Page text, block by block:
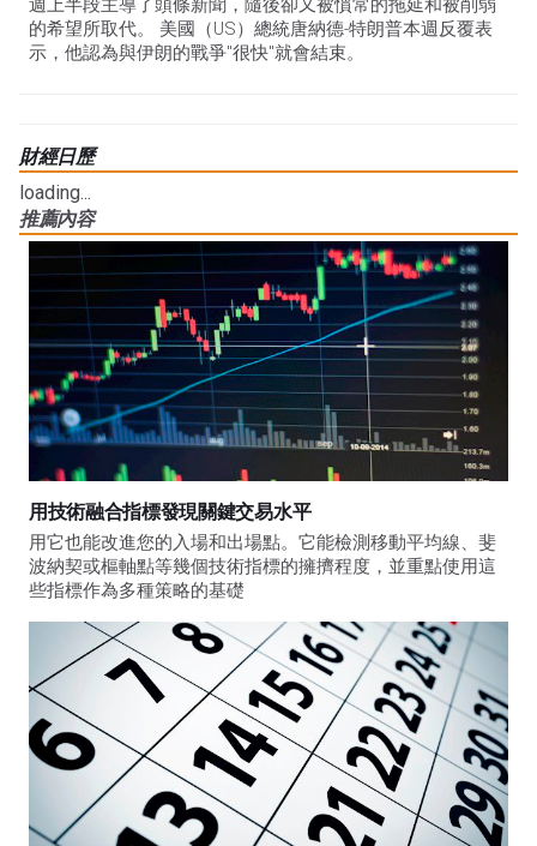
週上半段主導了頭條新聞，隨後卻又被慣常的拖延和被削弱
的希望所取代。 美國（US）總統唐納德-特朗普本週反覆表
示，他認為與伊朗的戰爭"很快"就會結束。
財經日歷
loading...
推薦內容
用技術融合指標發現關鍵交易水平
用它也能改進您的入場和出場點。它能檢測移動平均線、斐
波納契或樞軸點等幾個技術指標的擁擠程度，並重點使用這
些指標作為多種策略的基礎